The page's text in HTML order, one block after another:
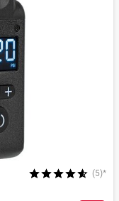
(5)*